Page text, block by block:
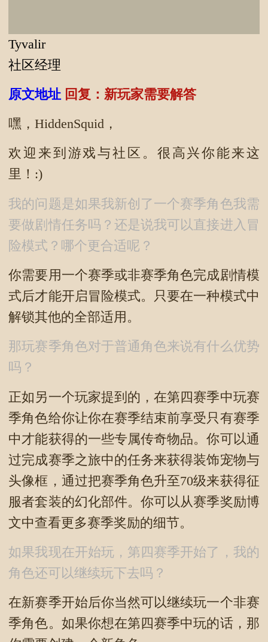
Tyvalir
社区经理
原文地址 回复：新玩家需要解答
嘿，HiddenSquid，
欢迎来到游戏与社区。很高兴你能来这
里！:)
我的问题是如果我新创了一个赛季角色我需
要做剧情任务吗？还是说我可以直接进入冒
险模式？哪个更合适呢？
你需要用一个赛季或非赛季角色完成剧情模
式后才能开启冒险模式。只要在一种模式中
解锁其他的全部适用。
那玩赛季角色对于普通角色来说有什么优势
吗？
正如另一个玩家提到的，在第四赛季中玩赛
季角色给你让你在赛季结束前享受只有赛季
中才能获得的一些专属传奇物品。你可以通
过完成赛季之旅中的任务来获得装饰宠物与
头像框，通过把赛季角色升至70级来获得征
服者套装的幻化部件。你可以从赛季奖励博
文中查看更多赛季奖励的细节。
如果我现在开始玩，第四赛季开始了，我的
角色还可以继续玩下去吗？
在新赛季开始后你当然可以继续玩一个非赛
季角色。如果你想在第四赛季中玩的话，那